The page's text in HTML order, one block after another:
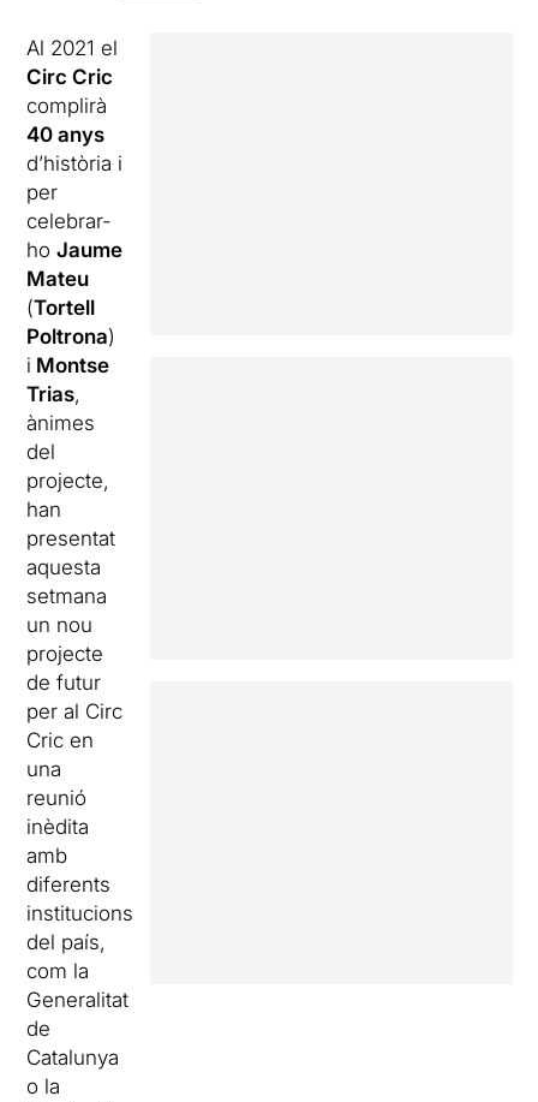
Al 2021 el
Circ Cric
complirà
40 anys
d’història i
per
celebrar-
hoJaume
Mateu
(Tortell
Poltrona)
i Montse
Trias,
ànimes
del
projecte,
han
presentat
aquesta
setmana
un nou
projecte
de futur
per al Circ
Cric en
una
reunió
inèdita
amb
diferents
institucions
del país,
com la
Generalitat
de
Catalunya
o la